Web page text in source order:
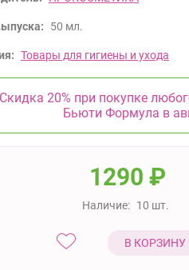
50 мл.
Товары для гигиены и ухода
Скидка 20% при покупке
Бьюти Формула в
1290 ₽
Наличие: 10 шт.
В КОРЗИНУ